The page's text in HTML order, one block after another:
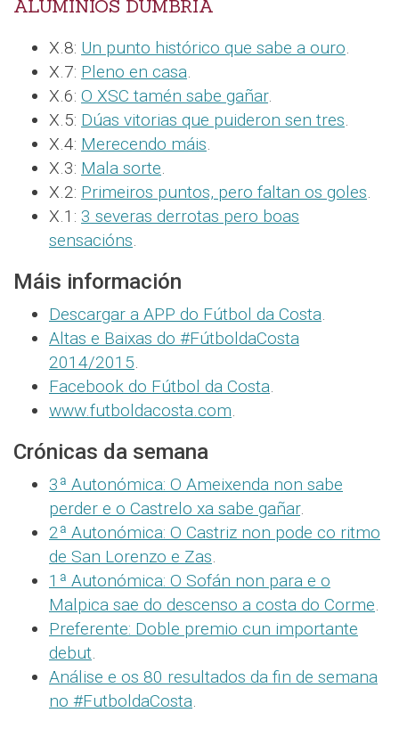
ALUMINIOS DUMBRÍA
X.8: Un punto histórico que sabe a ouro.
X.7: Pleno en casa.
X.6: O XSC tamén sabe gañar.
X.5: Dúas vitorias que puideron sen tres.
X.4: Merecendo máis.
X.3: Mala sorte.
X.2: Primeiros puntos, pero faltan os goles.
X.1: 3 severas derrotas pero boas
sensacións.
Máis información
Descargar a APP do Fútbol da Costa.
Altas e Baixas do #FútboldaCosta
2014/2015.
Facebook do Fútbol da Costa.
www.futboldacosta.com.
Crónicas da semana
3ª Autonómica: O Ameixenda non sabe
perder e o Castrelo xa sabe gañar.
2ª Autonómica: O Castriz non pode co ritmo
de San Lorenzo e Zas.
1ª Autonómica: O Sofán non para e o
Malpica sae do descenso a costa do Corme.
Preferente: Doble premio cun importante
debut.
Análise e os 80 resultados da fin de semana
no #FutboldaCosta.